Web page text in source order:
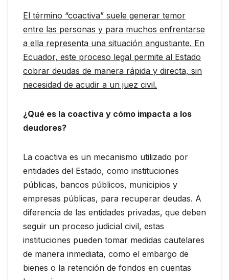
El término “coactiva” suele generar temor
entre las personas y para muchos enfrentarse
a ella representa una situación angustiante. En
Ecuador, este proceso legal permite al Estado
cobrar deudas de manera rápida y directa, sin
necesidad de acudir a un juez civil.
¿Qué es la coactiva y cómo impacta a los
deudores?
La coactiva es un mecanismo utilizado por
entidades del Estado, como instituciones
públicas, bancos públicos, municipios y
empresas públicas, para recuperar deudas. A
diferencia de las entidades privadas, que deben
seguir un proceso judicial civil, estas
instituciones pueden tomar medidas cautelares
de manera inmediata, como el embargo de
bienes o la retención de fondos en cuentas